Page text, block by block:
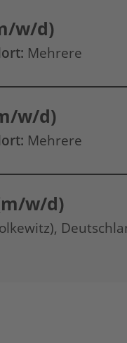
w/d)
Mehrere
w/d)
Mehrere
w/d)
,